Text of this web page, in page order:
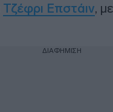
Τζέφρι Επστάιν,
ΔΙΑΦΗΜΙΣΗ